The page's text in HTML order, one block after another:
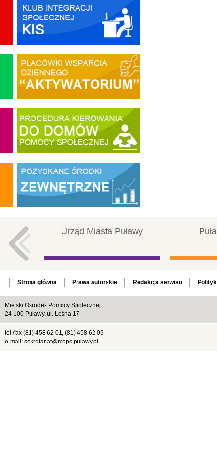
Urząd Miasta Puławy
Strona główna Prawa autorskie Redakcja serwisu
Miejski Ośrodek Pomocy Społecznej
24-100 Puławy, ul. Leśna 17
tel./fax (81) 458 62 01, (81) 458 62 09
e-mail: sekretariat@mops.pulawy.pl